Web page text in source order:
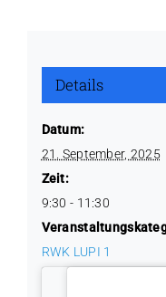
Details
Datum:
21. September, 2025
Zeit:
9:30 - 11:30
RWK LUPI 1